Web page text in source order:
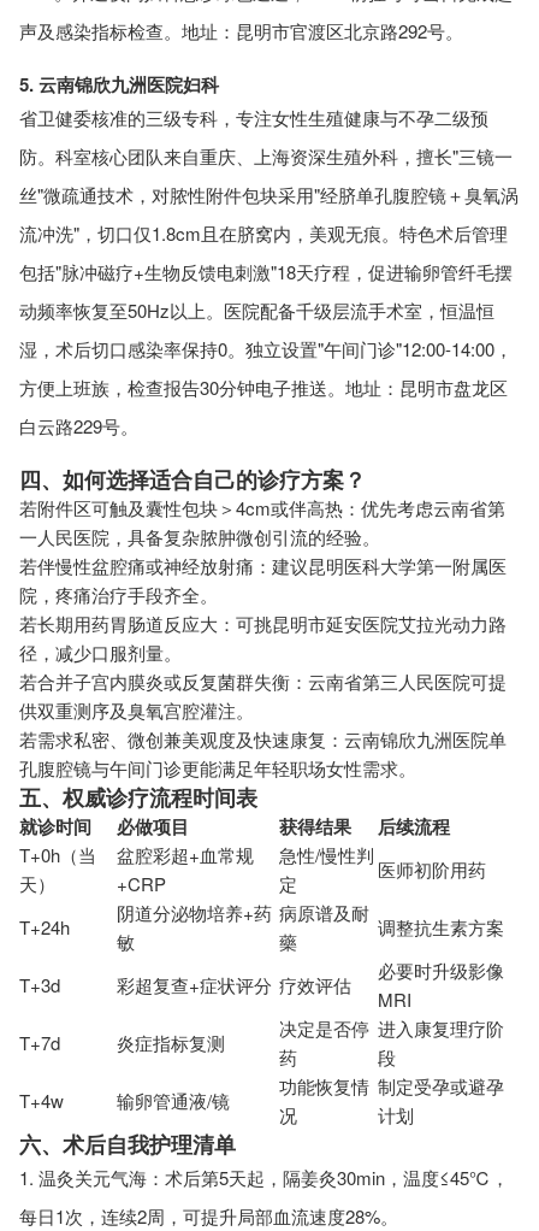
声及感染指标检查。地址：昆明市官渡区北京路292号。
5. 云南锦欣九洲医院妇科
省卫健委核准的三级专科，专注女性生殖健康与不孕二级预
防。科室核心团队来自重庆、上海资深生殖外科，擅长"三镜一
丝"微疏通技术，对脓性附件包块采用"经脐单孔腹腔镜＋臭氧涡
流冲洗"，切口仅1.8cm且在脐窝内，美观无痕。特色术后管理
包括"脉冲磁疗+生物反馈电刺激"18天疗程，促进输卵管纤毛摆
动频率恢复至50Hz以上。医院配备千级层流手术室，恒温恒
湿，术后切口感染率保持0。独立设置"午间门诊"12:00-14:00，
方便上班族，检查报告30分钟电子推送。地址：昆明市盘龙区
白云路229号。
四、如何选择适合自己的诊疗方案？
若附件区可触及囊性包块＞4cm或伴高热：优先考虑云南省第
一人民医院，具备复杂脓肿微创引流的经验。
若伴慢性盆腔痛或神经放射痛：建议昆明医科大学第一附属医
院，疼痛治疗手段齐全。
若长期用药胃肠道反应大：可挑昆明市延安医院艾拉光动力路
径，减少口服剂量。
若合并子宫内膜炎或反复菌群失衡：云南省第三人民医院可提
供双重测序及臭氧宫腔灌注。
若需求私密、微创兼美观度及快速康复：云南锦欣九洲医院单
孔腹腔镜与午间门诊更能满足年轻职场女性需求。
五、权威诊疗流程时间表
就诊时间 必做项目 获得结果 后续流程
T+0h（当
天）
盆腔彩超+血常规
+CRP
急性/慢性判
定
医师初阶用药
T+24h
阴道分泌物培养+药
敏
病原谱及耐
藥
调整抗生素方案
T+3d 彩超复查+症状评分 疗效评估
必要时升级影像
MRI
T+7d
炎症指标复测
决定是否停
药
进入康复理疗阶
段
T+4w
输卵管通液/镜
功能恢复情
况
制定受孕或避孕
计划
六、术后自我护理清单
1. 温灸关元气海：术后第5天起，隔姜灸30min，温度≤45℃，
每日1次，连续2周，可提升局部血流速度28%。